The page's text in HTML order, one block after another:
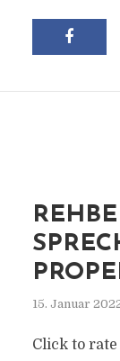
15. Januar
Click to